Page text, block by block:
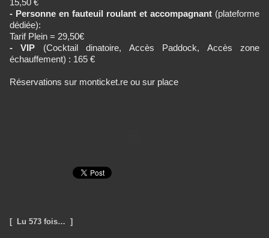
- Personne en fauteuil roulant et accompagnant (plateforme
dédiée):
Tarif Plein = 29,50€
- VIP (Cocktail dinatoire, Accès Paddock, Accès zone
échauffement) : 165 €
Réservations sur monticket.re ou sur place
[ Lu 573 fois… ]